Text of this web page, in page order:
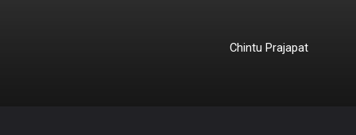
Chintu Prajapat